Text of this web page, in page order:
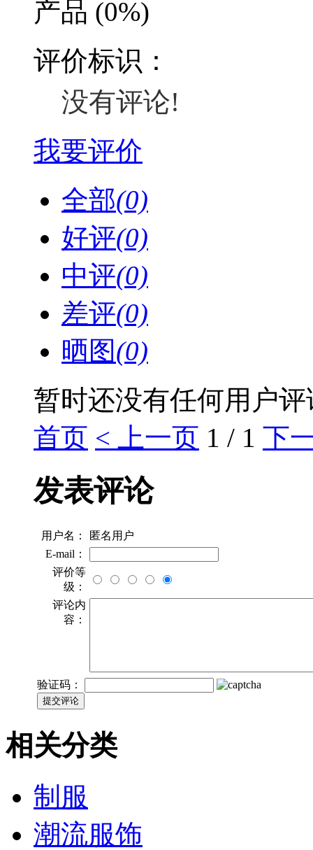
产品 (0%)
评价标识：
没有评论!
我要评价
全部(0)
好评(0)
中评(0)
差评(0)
晒图(0)
暂时还没有任何用户评
首页 < 上一页 1 / 1 下
发表评论
用户名：
匿名用户
E-mail：
评价等
级：
评论内
容：
验证码：
相关分类
制服
潮流服饰